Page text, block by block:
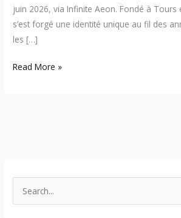
juin 2026, via Infinite Aeon. Fondé à Tours
s’est forgé une identité unique au fil des
les […]
Read More »